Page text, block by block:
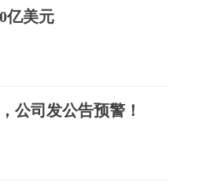
亿美元
公司发公告预警！